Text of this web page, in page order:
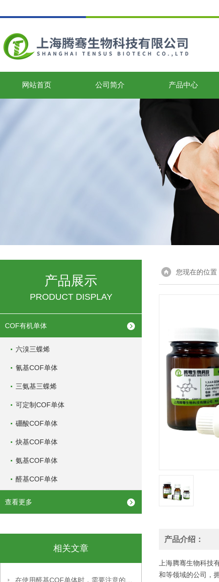
网站首页 公司简介 产品中心
产品展示
PRODUCT DISPLAY
COF有机单体
六溴三蝶烯
氰基COF单体
三氨基三蝶烯
可定制COF单体
硼酸COF单体
炔基COF单体
氨基COF单体
醛基COF单体
查看更多
相关文章
您现在的位置
产品介绍：
上海腾骞生物科
和等领域的公司，